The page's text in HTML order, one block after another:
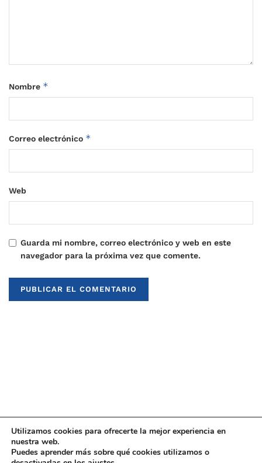
Nombre *
Correo electrónico *
Web
Guarda mi nombre, correo electrónico y web en este
navegador para la próxima vez que comente.
© 2021Upaninews
Utilizamos cookies para ofrecerte la mejor experiencia en
nuestra web.
Puedes aprender más sobre qué cookies utilizamos o